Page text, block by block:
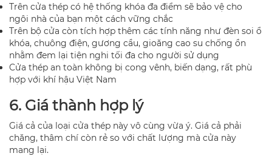
Trên cửa thép có hệ thống khóa đa điểm sẽ bảo vệ cho
ngôi nhà của bạn một cách vững chắc
Trên bộ cửa còn tích hợp thêm các tính năng như đèn soi ổ
khóa, chuông điện, gương cầu, gioăng cao su chống ồn
nhằm đem lại tiện nghi tối đa cho người sử dụng
Cửa thép an toàn không bị cong vênh, biến dạng, rất phù
hợp với khí hậu Việt Nam
6. Giá thành hợp lý
Giá cả của loại cửa thép này vô cùng vừa ý. Giá cả phải
chăng, thâm chí còn rẻ so với chất lượng mà cửa này
mang lại.